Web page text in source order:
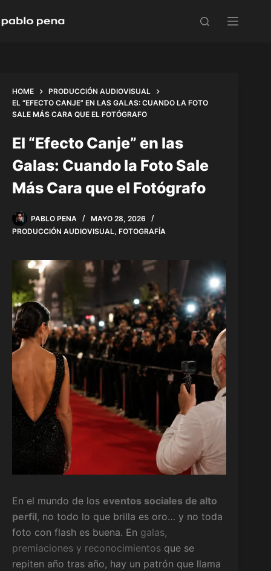
to
HOME
PRODUCCIÓN AUDIOVISUAL
EL “EFECTO CANJE” EN LAS GALAS: CUANDO LA FOTO
SALE MÁS CARA QUE EL FOTÓGRAFO
El “Efecto Canje” en las
Galas: Cuando la Foto Sale
Más Cara que el Fotógrafo
PABLO PENA
MAYO 28, 2026
PRODUCCIÓN AUDIOVISUAL, FOTOGRAFÍA
En el mundo de los eventos sociales de alto
perfil, no todo lo que brilla es oro… y no toda
foto con flash es buena. En galas,
premiaciones y reconocimientos que se
repiten año tras año, hay un patrón que llama